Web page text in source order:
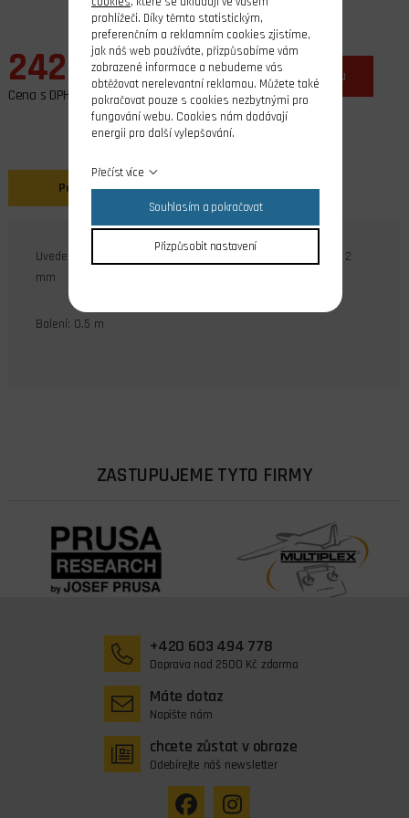
242,00 Kč
Cena s DPH
ks do košíku
Popis
Uvedený rozměr je Vnitřní průměr 20 mm x Tloušťka stěny 2
mm
Balení: 0,5 m
ZASTUPUJEME TYTO FIRMY
+420 603 494 778
Doprava nad 2500 Kč zdarma
Máte dotaz
Napište nám
chcete zůstat v obraze
Odebírejte náš newsletter
prohlížeči. Díky těmto statistickým,
preferenčním a reklamním cookies zjistíme,
jak náš web používáte, přizpůsobíme vám
zobrazené informace a nebudeme vás
obtěžovat nerelevantní reklamou. Můžete také
pokračovat pouze s cookies nezbytnými pro
fungování webu. Cookies nám dodávají
energii pro další vylepšování.
Přečíst více
Souhlasím a pokračovat
Přizpůsobit nastavení